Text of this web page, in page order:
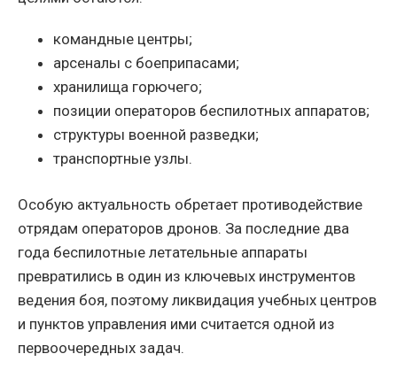
командные центры;
арсеналы с боеприпасами;
хранилища горючего;
позиции операторов беспилотных аппаратов;
структуры военной разведки;
транспортные узлы.
Особую актуальность обретает противодействие
отрядам операторов дронов. За последние два
года беспилотные летательные аппараты
превратились в один из ключевых инструментов
ведения боя, поэтому ликвидация учебных центров
и пунктов управления ими считается одной из
первоочередных задач.